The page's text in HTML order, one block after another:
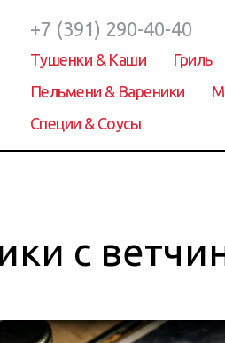
+7 (391) 290-40-40
Тушенки & Каши Гриль
Пельмени & Вареники
Специи & Соусы
с